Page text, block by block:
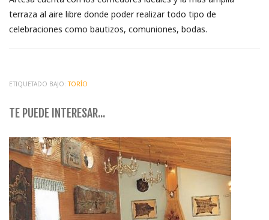
terraza al aire libre donde poder realizar todo tipo de
celebraciones como bautizos, comuniones, bodas.
ETIQUETADO BAJO: TORÍO
TE PUEDE INTERESAR...